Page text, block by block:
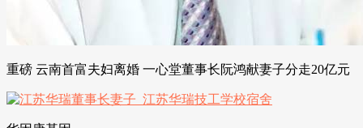
重磅 云南首富夫妇离婚 一心堂董事长阮鸿献妻子分走20亿元